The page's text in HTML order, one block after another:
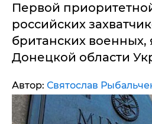
Первой
российских
британских военных,
Донецкой области
Автор: Святослав